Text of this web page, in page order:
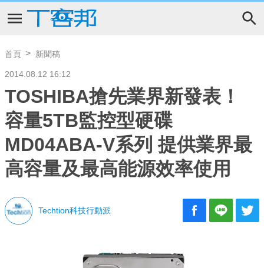
首頁 新聞稿
2014.08.12 16:12
TOSHIBA搶先業界新發表！
容量5TB監控型硬碟
MD04ABA-V系列 提供業界最
高容量及最高能源效率使用
Techtion科技行動派